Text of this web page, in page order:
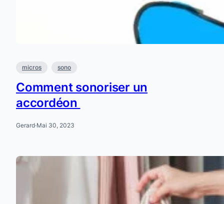
micros sono
Comment sonoriser un
accordéon
Gerard·Mai 30, 2023